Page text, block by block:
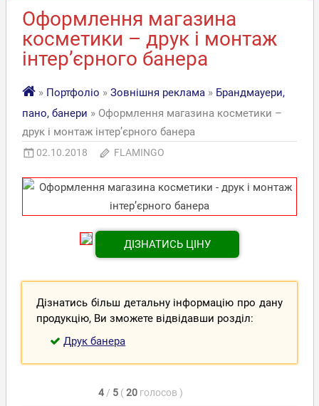
Оформлення магазина
косметики – друк і монтаж
інтер’єрного банера
» Портфоліо » Зовнішня реклама » Брандмауери,
пано, банери » Оформлення магазина косметики –
друк і монтаж інтер’єрного банера
02.10.2018 FLAMINGO
ДІЗНАТИСЬ ЦІНУ
Дізнатись більш детальну інформацію про дану
продукцію, Ви зможете відвідавши розділ:
Друк банера
4 / 5 (20 голосов )